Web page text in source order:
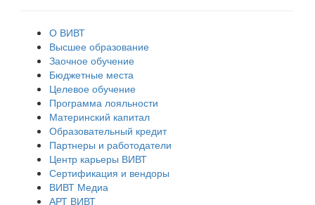
О ВИВТ
Высшее образование
Заочное обучение
Бюджетные места
Целевое обучение
Программа лояльности
Материнский капитал
Образовательный кредит
Партнеры и работодатели
Центр карьеры ВИВТ
Сертификация и вендоры
ВИВТ Медиа
АРТ ВИВТ